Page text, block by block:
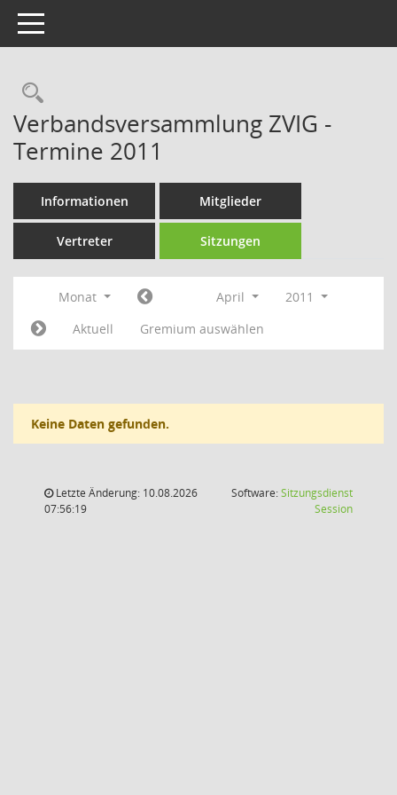
Toggle navigation
Rechercheauswahl
Verbandsversammlung ZVIG -
Termine 2011
Informationen Mitglieder
Vertreter Sitzungen
Monat April
2011
Aktuell
Gremium auswählen
Keine Daten gefunden.
Letzte Änderung: 10.08.2026
07:56:19
Software:Sitzungsdienst
Session(Wird in